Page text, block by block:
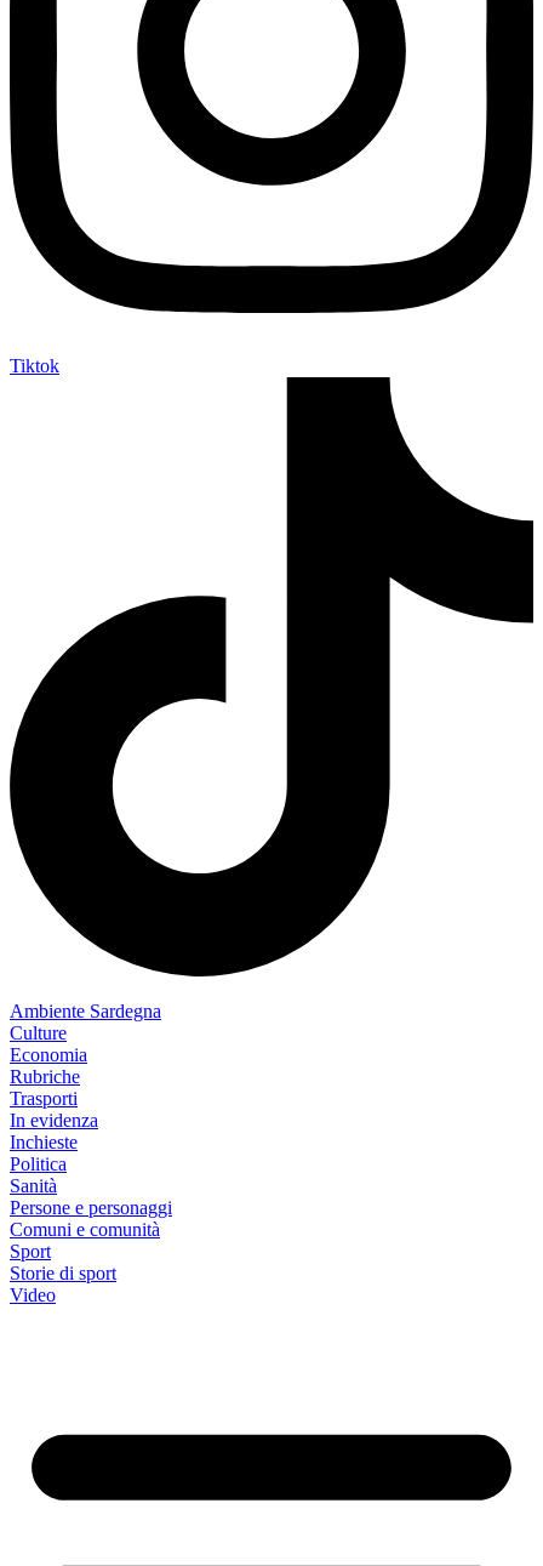
Tiktok
Ambiente Sardegna
Culture
Economia
Rubriche
Trasporti
In evidenza
Inchieste
Politica
Sanità
Persone e personaggi
Comuni e comunità
Sport
Storie di sport
Video